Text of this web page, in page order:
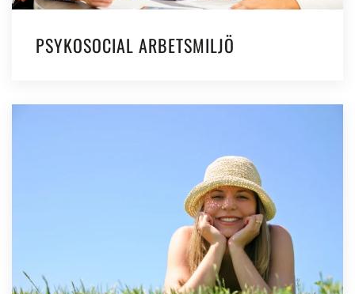
PSYKOSOCIAL ARBETSMILJÖ